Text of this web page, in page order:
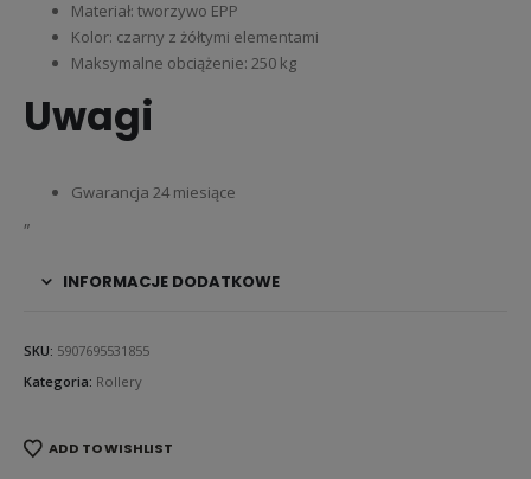
Materiał: tworzywo EPP
Kolor: czarny z żółtymi elementami
Maksymalne obciążenie: 250 kg
Uwagi
Gwarancja 24 miesiące
„
INFORMACJE DODATKOWE
SKU: 5907695531855
Kategoria: Rollery
ADD TO WISHLIST